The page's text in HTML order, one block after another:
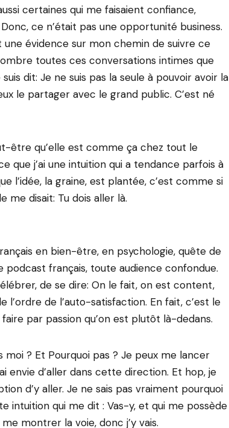
certaines qui me faisaient confiance,
ce n’était pas une opportunité business.
évidence sur mon chemin de suivre ce
toutes ces conversations intimes que
dit: Je ne suis pas la seule à pouvoir avoir la
le partager avec le grand public. C’est né
être qu’elle est comme ça chez tout le
que j’ai une intuition qui a tendance parfois à
l’idée, la graine, est plantée, c’est comme si
me disait: Tu dois aller là.
en bien-être, en psychologie, quête de
podcast français, toute audience confondue.
de se dire: On le fait, on est content,
l’ordre de l’auto-satisfaction. En fait, c’est le
par passion qu’on est plutôt là-dedans.
? Et Pourquoi pas ? Je peux me lancer
envie d’aller dans cette direction. Et hop, je
d’y aller. Je ne sais pas vraiment pourquoi
intuition qui me dit : Vas-y, et qui me possède
montrer la voie, donc j’y vais.